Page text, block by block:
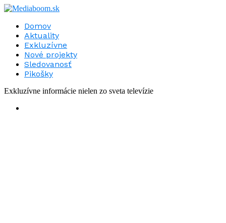
Domov
Aktuality
Exkluzívne
Nové projekty
Sledovanosť
Pikošky
Exkluzívne informácie nielen zo sveta televízie